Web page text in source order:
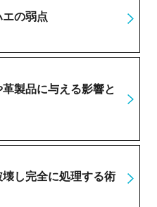
の弱点
製品に与える影響と
し完全に処理する術